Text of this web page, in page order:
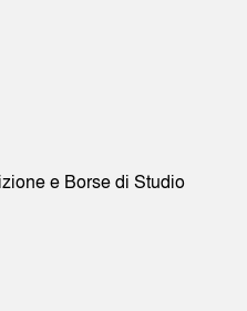
e Borse di Studio